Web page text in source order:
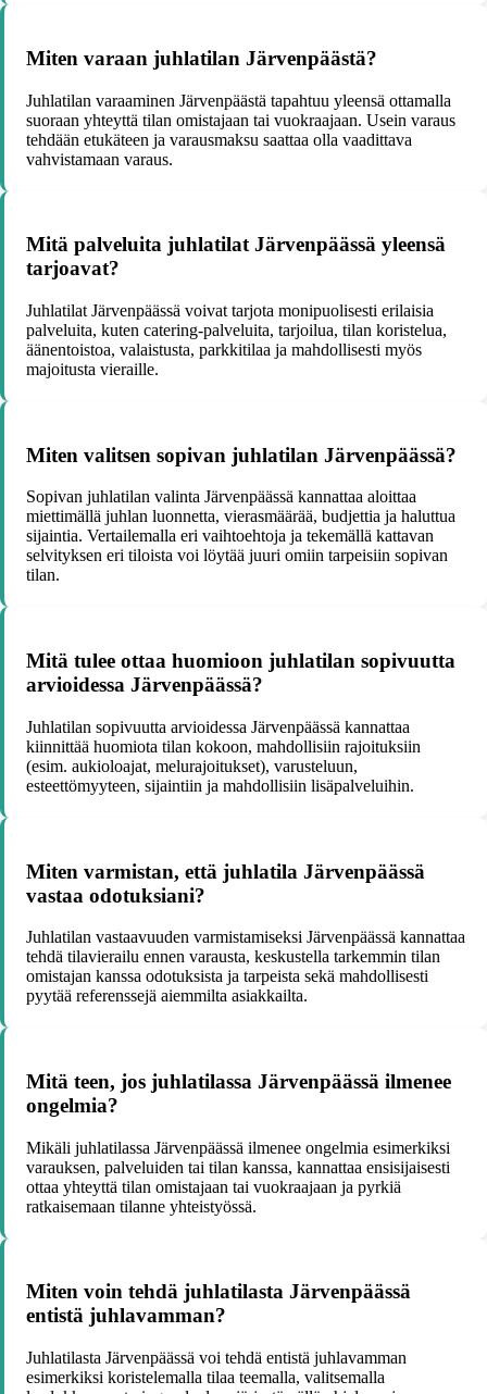
Miten varaan juhlatilan Järvenpäästä?
Juhlatilan varaaminen Järvenpäästä tapahtuu yleensä ottamalla
suoraan yhteyttä tilan omistajaan tai vuokraajaan. Usein varaus
tehdään etukäteen ja varausmaksu saattaa olla vaadittava
vahvistamaan varaus.
Mitä palveluita juhlatilat Järvenpäässä yleensä
tarjoavat?
Juhlatilat Järvenpäässä voivat tarjota monipuolisesti erilaisia
palveluita, kuten catering-palveluita, tarjoilua, tilan koristelua,
äänentoistoa, valaistusta, parkkitilaa ja mahdollisesti myös
majoitusta vieraille.
Miten valitsen sopivan juhlatilan Järvenpäässä?
Sopivan juhlatilan valinta Järvenpäässä kannattaa aloittaa
miettimällä juhlan luonnetta, vierasmäärää, budjettia ja haluttua
sijaintia. Vertailemalla eri vaihtoehtoja ja tekemällä kattavan
selvityksen eri tiloista voi löytää juuri omiin tarpeisiin sopivan
tilan.
Mitä tulee ottaa huomioon juhlatilan sopivuutta
arvioidessa Järvenpäässä?
Juhlatilan sopivuutta arvioidessa Järvenpäässä kannattaa
kiinnittää huomiota tilan kokoon, mahdollisiin rajoituksiin
(esim. aukioloajat, melurajoitukset), varusteluun,
esteettömyyteen, sijaintiin ja mahdollisiin lisäpalveluihin.
Miten varmistan, että juhlatila Järvenpäässä
vastaa odotuksiani?
Juhlatilan vastaavuuden varmistamiseksi Järvenpäässä kannattaa
tehdä tilavierailu ennen varausta, keskustella tarkemmin tilan
omistajan kanssa odotuksista ja tarpeista sekä mahdollisesti
pyytää referenssejä aiemmilta asiakkailta.
Mitä teen, jos juhlatilassa Järvenpäässä ilmenee
ongelmia?
Mikäli juhlatilassa Järvenpäässä ilmenee ongelmia esimerkiksi
varauksen, palveluiden tai tilan kanssa, kannattaa ensisijaisesti
ottaa yhteyttä tilan omistajaan tai vuokraajaan ja pyrkiä
ratkaisemaan tilanne yhteistyössä.
Miten voin tehdä juhlatilasta Järvenpäässä
entistä juhlavamman?
Juhlatilasta Järvenpäässä voi tehdä entistä juhlavamman
esimerkiksi koristelemalla tilaa teemalla, valitsemalla